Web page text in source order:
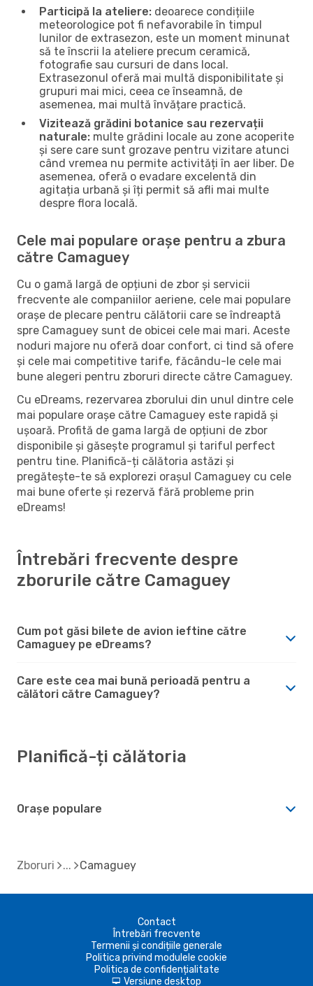
Participă la ateliere: deoarece condițiile
meteorologice pot fi nefavorabile în timpul
lunilor de extrasezon, este un moment minunat
să te înscrii la ateliere precum ceramică,
fotografie sau cursuri de dans local.
Extrasezonul oferă mai multă disponibilitate și
grupuri mai mici, ceea ce înseamnă, de
asemenea, mai multă învățare practică.
Vizitează grădini botanice sau rezervații
naturale: multe grădini locale au zone acoperite
și sere care sunt grozave pentru vizitare atunci
când vremea nu permite activități în aer liber. De
asemenea, oferă o evadare excelentă din
agitația urbană și îți permit să afli mai multe
despre flora locală.
Cele mai populare orașe pentru a zbura
către Camaguey
Cu o gamă largă de opțiuni de zbor și servicii
frecvente ale companiilor aeriene, cele mai populare
orașe de plecare pentru călătorii care se îndreaptă
spre Camaguey sunt de obicei cele mai mari. Aceste
noduri majore nu oferă doar confort, ci tind să ofere
și cele mai competitive tarife, făcându-le cele mai
bune alegeri pentru zboruri directe către Camaguey.
Cu eDreams, rezervarea zborului din unul dintre cele
mai populare orașe către Camaguey este rapidă și
ușoară. Profită de gama largă de opțiuni de zbor
disponibile și găsește programul și tariful perfect
pentru tine. Planifică-ți călătoria astăzi și
pregătește-te să explorezi orașul Camaguey cu cele
mai bune oferte și rezervă fără probleme prin
eDreams!
Întrebări frecvente despre
zborurile către Camaguey
Cum pot găsi bilete de avion ieftine către
Camaguey pe eDreams?
Care este cea mai bună perioadă pentru a
călători către Camaguey?
Planifică-ți călătoria
Orașe populare
Zboruri Camaguey
Contact
Întrebări frecvente
Termenii și condițiile generale
Politica privind modulele cookie
Politica de confidențialitate
d Versiune desktop